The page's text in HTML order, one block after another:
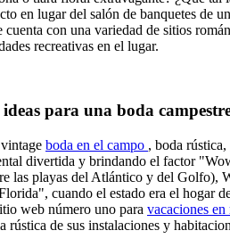
en lugar del salón de banquetes de
con una variedad de sitios
recreativas en el lugar.
para una boda
boda en el campo , boda rústica,
divertida y brindando el factor
las playas del Atlántico y del Golfo),
cuando el estado era el hogar
web número uno para vacaciones
rústica de sus instalaciones y